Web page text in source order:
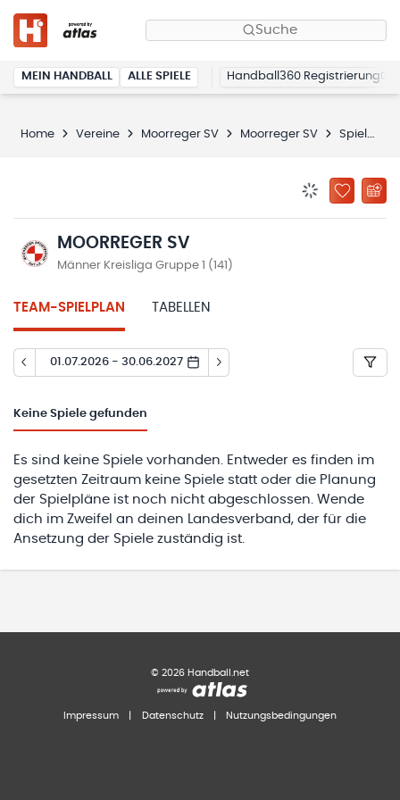
Suche
MEIN HANDBALL ALLE SPIELE Handball360 Registrierung
Home Vereine Moorreger SV Moorreger SV Spielplan
ZU
MOORREGER SV
Männer Kreisliga Gruppe 1 (141)
TEAM-SPIELPLAN TABELLEN
01.07.2026 - 30.06.2027
Keine Spiele gefunden
Es sind keine Spiele vorhanden. Entweder es finden im
gesetzten Zeitraum keine Spiele statt oder die Planung
der Spielpläne ist noch nicht abgeschlossen. Wende
dich im Zweifel an deinen Landesverband, der für die
Ansetzung der Spiele zuständig ist.
© 2026 Handball.net
Impressum Datenschutz Nutzungsbedingungen